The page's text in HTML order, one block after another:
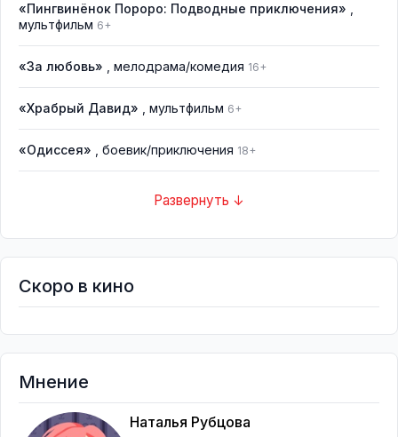
«Пингвинёнок Пороро: Подводные приключения»
мультфильм 6+
«За любовь» , мелодрама/комедия 16+
«Храбрый Давид» , мультфильм 6+
«Одиссея» , боевик/приключения 18+
Развернуть ↓
Скоро в кино
Мнение
Наталья Рубцова